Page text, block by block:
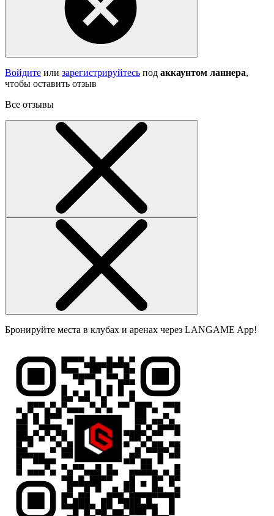
Войдите или зарегистрируйтесь под аккаунтом ланнера,
чтобы оставить отзыв
Все отзывы
Бронируйте места в клубах и аренах через LANGAME App!